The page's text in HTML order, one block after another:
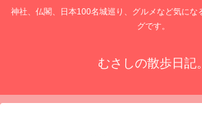
神社、仏閣、日本100名城巡り、グルメなど気にな
グです。
むさしの散歩日記。